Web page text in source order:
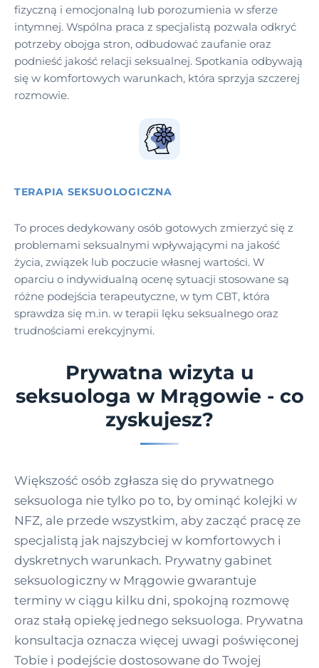
fizyczną i emocjonalną lub porozumienia w sferze
intymnej. Wspólna praca z specjalistą pozwala odkryć
potrzeby obojga stron, odbudować zaufanie oraz
podnieść jakość relacji seksualnej. Spotkania odbywają
się w komfortowych warunkach, która sprzyja szczerej
rozmowie.
TERAPIA SEKSUOLOGICZNA
To proces dedykowany osób gotowych zmierzyć się z
problemami seksualnymi wpływającymi na jakość
życia, związek lub poczucie własnej wartości. W
oparciu o indywidualną ocenę sytuacji stosowane są
różne podejścia terapeutyczne, w tym CBT, która
sprawdza się m.in. w terapii lęku seksualnego oraz
trudnościami erekcyjnymi.
Prywatna wizyta u
seksuologa w Mrągowie - co
zyskujesz?
Większość osób zgłasza się do prywatnego
seksuologa nie tylko po to, by ominąć kolejki w
NFZ, ale przede wszystkim, aby zacząć pracę ze
specjalistą jak najszybciej w komfortowych i
dyskretnych warunkach. Prywatny gabinet
seksuologiczny w Mrągowie gwarantuje
terminy w ciągu kilku dni, spokojną rozmowę
oraz stałą opiekę jednego seksuologa. Prywatna
konsultacja oznacza więcej uwagi poświęconej
Tobie i podejście dostosowane do Twojej